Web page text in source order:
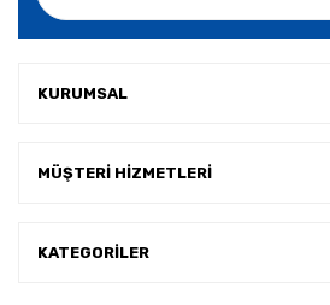
KURUMSAL
MÜŞTERİ HİZMETLERİ
KATEGORİLER